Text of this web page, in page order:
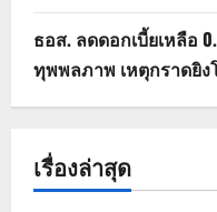
ธอส. ลดดอกเบี้ยเหลือ
ทุพพลภาพ เหตุกราดยิง
เรื่องล่าสุด